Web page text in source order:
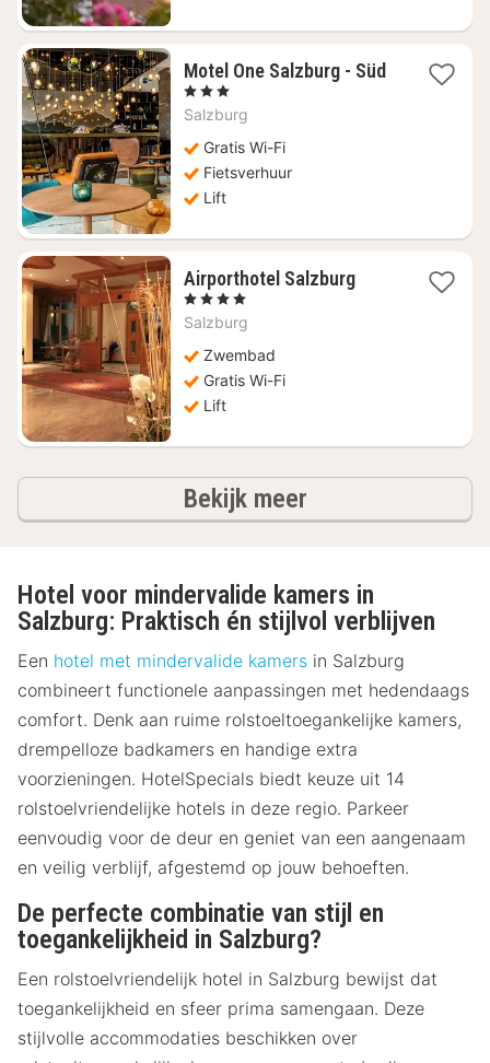
Motel One Salzburg - Süd
1
nacht
€
134,55
, 3 Sterren
Salzburg
Gratis Wi-Fi
Fietsverhuur
Lift
Airporthotel Salzburg1
, 4 Sterren
Salzburg
Zwembad
Gratis Wi-Fi
Lift
Bekijk meerhotels
Hotel voor mindervalide kamers in
Salzburg: Praktisch én stijlvol verblijven
Een hotel met mindervalide kamers in Salzburg
combineert functionele aanpassingen met hedendaags
comfort. Denk aan ruime rolstoeltoegankelijke kamers,
drempelloze badkamers en handige extra
voorzieningen. HotelSpecials biedt keuze uit 14
rolstoelvriendelijke hotels in deze regio. Parkeer
eenvoudig voor de deur en geniet van een aangenaam
en veilig verblijf, afgestemd op jouw behoeften.
De perfecte combinatie van stijl en
toegankelijkheid in Salzburg?
Een rolstoelvriendelijk hotel in Salzburg bewijst dat
toegankelijkheid en sfeer prima samengaan. Deze
stijlvolle accommodaties beschikken over